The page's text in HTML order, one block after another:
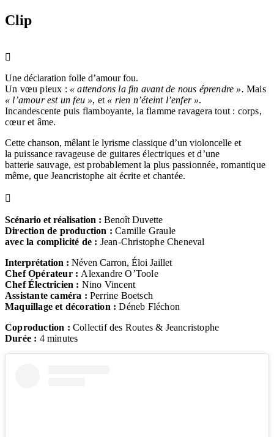
Clip
Une déclaration folle d’amour fou.
Un vœu pieux : « attendons la fin avant de nous éprendre ». Mais
« l’amour est un feu », et « rien n’éteint l’enfer ».
Incandescente puis flamboyante, la flamme ravagera tout : corps,
cœur et âme.
Cette chanson, mêlant le lyrisme classique d’un violoncelle et
la puissance ravageuse de guitares électriques et d’une
batterie sauvage, est probablement la plus passionnée, romantique
même,que Jeancristophe ait écrite et chantée.
Scénario et réalisation : Benoît Duvette
Direction de production : Camille Graule
avec la complicité de : Jean-Christophe Cheneval
Interprétation : Néven Carron, Éloi Jaillet
Chef Opérateur : Alexandre O’Toole
Chef Électricien : Nino Vincent
Assistante caméra : Perrine Boetsch
Maquillage et décoration : Déneb Fléchon
Coproduction : Collectif des Routes & Jeancristophe
Durée : 4 minutes